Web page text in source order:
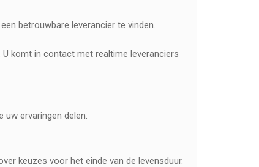
​​betrouwbare leverancier te vinden.
komt in contact met realtime leveranciers
ervaringen delen.
keuzes voor het einde van de levensduur.